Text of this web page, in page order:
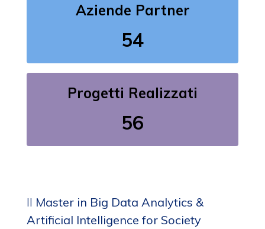
Aziende Partner
54
Progetti Realizzati
56
Il Master in Big Data Analytics &
Artificial Intelligence for Society